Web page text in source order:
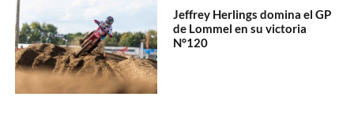
Jeffrey Herlings domina el GP
de Lommel en su victoria
N°120